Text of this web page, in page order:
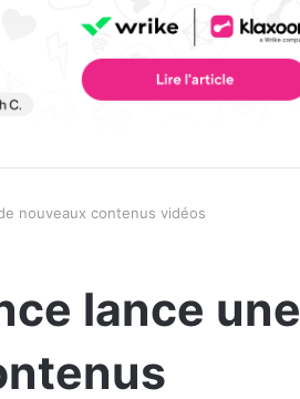
nouveaux contenus vidéos
lance une